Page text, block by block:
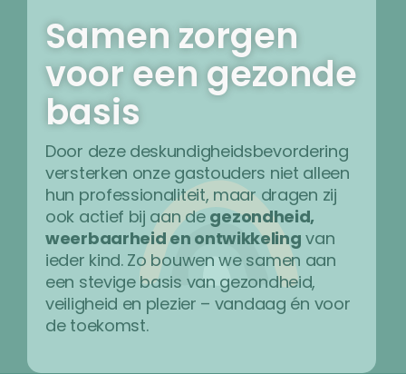
Samen zorgen
voor een gezonde
basis
Door deze deskundigheidsbevordering
versterken onze gastouders niet alleen
hun professionaliteit, maar dragen zij
ook actief bij aan de gezondheid,
weerbaarheid en ontwikkeling van
ieder kind. Zo bouwen we samen aan
een stevige basis van gezondheid,
veiligheid en plezier – vandaag én voor
de toekomst.